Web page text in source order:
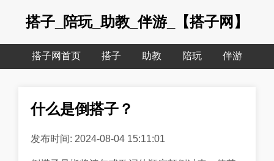
搭子_陪玩_助教_伴游_【搭子网】
搭子网首页 搭子 助教 陪玩 伴游
什么是倒搭子？
发布时间: 2024-08-04 15:11:01